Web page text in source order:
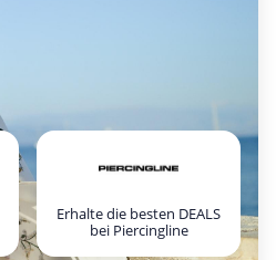
Erhalte die besten DEALS
bei Piercingline